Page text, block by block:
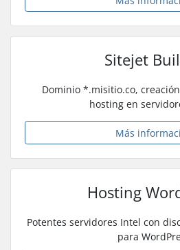
Sitejet
Dominio *.misitio.co,
hosting en
Más
Hosting
Potentes servidores Intel con
para